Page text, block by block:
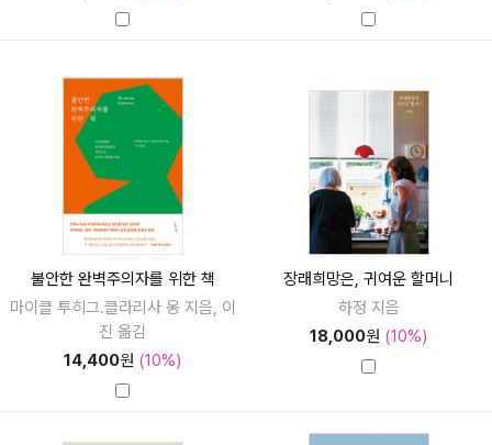
불안한 완벽주의자를 위한 책
마이클 투히그.클라리사 옹 지음, 이
진 옮김
14,400원 (10%)
장래희망은, 귀여운 할머니
하정 지음
18,000원 (10%)